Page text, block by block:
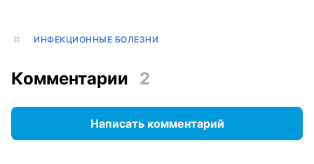
ИНФЕКЦИОННЫЕ БОЛЕЗНИ
Комментарии 2
Написать комментарий